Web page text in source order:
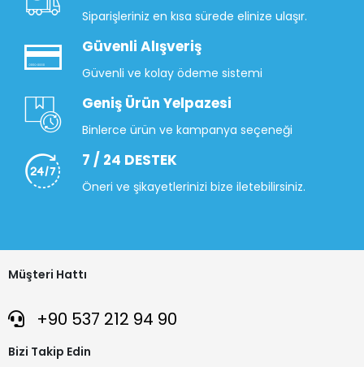
Siparişleriniz en kısa sürede elinize ulaşır.
Güvenli Alışveriş
Güvenli ve kolay ödeme sistemi
Geniş Ürün Yelpazesi
Binlerce ürün ve kampanya seçeneği
7 / 24 DESTEK
Öneri ve şikayetlerinizi bize iletebilirsiniz.
Müşteri Hattı
+90 537 212 94 90
Bizi Takip Edin